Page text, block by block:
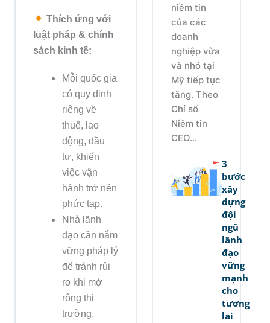
niềm tin
của các
doanh
nghiệp vừa
và nhỏ tại
Mỹ tiếp tục
tăng. Theo
Chỉ số
Niềm tin
CEO...
3
bước
xây
dựng
đội
ngũ
lãnh
đạo
vững
mạnh
cho
tương
lai
Thích ứng với
luật pháp & chính
sách kinh tế:
Mỗi quốc gia
có quy định
riêng về
thuế, lao
động, đầu
tư, khiến
việc vận
hành trở nên
phức tạp.
Nhà lãnh
đạo cần nắm
vững pháp lý
để tránh rủi
ro khi mở
rộng thị
trường.